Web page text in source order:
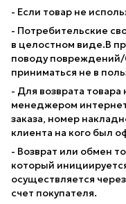
- Если товар не
- Потребительские
в целостном виде.В
поводу повреждений/
приниматься не в
- Для возврата
менеджером
заказа, номер
клиента на кого был
- Возврат или обмен
который
осуществляется
счет покупателя.